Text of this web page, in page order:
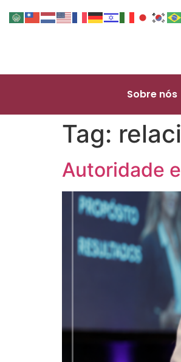
Sobre nós
Tag:
Autoridade